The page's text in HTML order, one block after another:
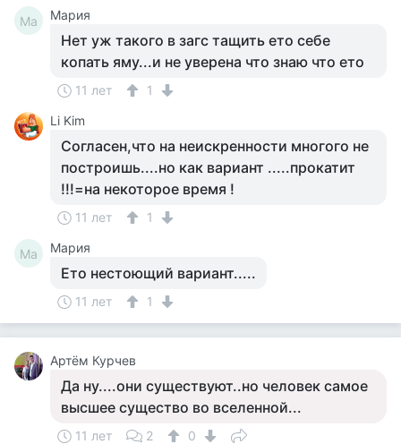
Ма Мария
Нет уж такого в загс тащить ето себе
копать яму...и не уверена что знаю что ето
11 лет
1
Li Kim
Согласен,что на неискренности многого не
построишь....но как вариант .....прокатит
!!!=на некоторое время !
11 лет 1
Ма Мария
Ето нестоющий вариант.....
11 лет 1
Артём Курчев
Да ну....они существуют..но человек самое
высшее существо во вселенной...
11 лет 2
0